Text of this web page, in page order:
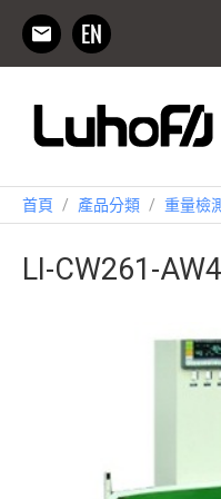
首頁 / 產品分類 / 重量檢
LI-CW261-